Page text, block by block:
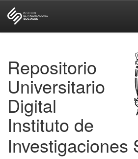
Repositorio
Universitario
Digital
Instituto de
Investigaciones